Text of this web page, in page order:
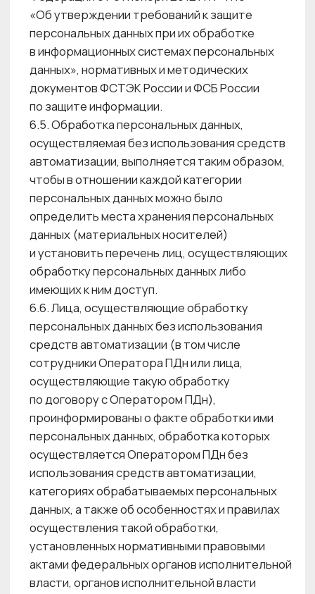
их принятие для защиты персональных данных
от неправомерного или случайного доступа
к ним, уничтожения, изменения, блокирования,
распространения персональных данных,
а также от иных неправомерных действий
в отношении персональных данных.
7.2. Меры по обеспечению безопасности
персональных данных при их обработке,
применяемые Центром красоты, планируются
и реализуются в целях обеспечения
соответствия требованиям Федерального
закона № 152-ФЗ.
7.3. В Договорах, заключенных между Центром
красоты и контрагентом, предусматривается
обязательство сторон о соблюдении
требований конфиденциальности
персональных данных, установленных ст. 7
Федерального закона № 152-ФЗ, а также
информация о принятии сторонами мер,
предусмотренных ч. 2 ст. 18.1, ч. 1 ст. 19
Федерального закона № 152-ФЗ.
7.4. Центр красоты самостоятельно
определяет состав и перечень мер,
необходимых и достаточных для обеспечения
выполнения требований законодательства
Российской Федерации. Центр красоты,
в частности, принял следующие меры:
• Назначен ответственный за организацию
обработки ПДн в Центре красоты;
• В подразделениях назначены должностные
подразделениями локальных нормативных
документов по вопросам обработки ПДн;
• Разработаны и внедрены локальные акты
по вопросам обработки ПДн, а также
локальные акты, устанавливающие
процедуры, направленные
на предотвращение и выявление нарушений
установленных процедур по обработке ПДн
и устранение последствий таких нарушений;
• Применяются правовые, организационные
и технические меры по обеспечению
безопасности ПДн;
• Осуществляется внутренний контроль